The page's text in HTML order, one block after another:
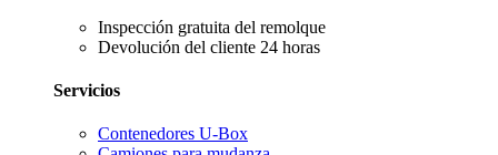
Inspección gratuita del remolque
Devolución del cliente 24 horas
Servicios
Contenedores U-Box